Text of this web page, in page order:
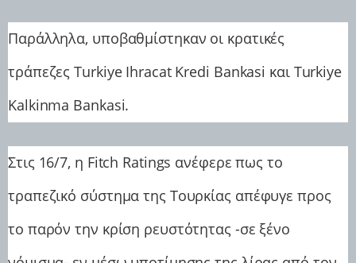
Παράλληλα, υποβαθμίστηκαν οι κρατικές
τράπεζες Turkiye Ihracat Kredi Bankasi και Turkiye
Kalkinma Bankasi.
Στις 16/7, η Fitch Ratings ανέφερε πως το
τραπεζικό σύστημα της Τουρκίας απέφυγε προς
το παρόν την κρίση ρευστότητας -σε ξένο